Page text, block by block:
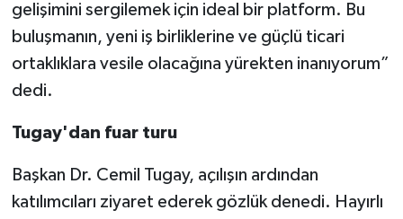
gelişimini sergilemek için ideal bir platform. Bu
buluşmanın, yeni iş birliklerine ve güçlü ticari
ortaklıklara vesile olacağına yürekten inanıyorum”
dedi.
Tugay'dan fuar turu
Başkan Dr. Cemil Tugay, açılışın ardından
katılımcıları ziyaret ederek gözlük denedi. Hayırlı